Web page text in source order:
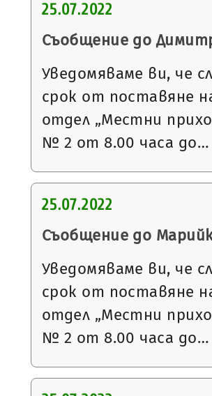
25.07.2022
Съобщение до
Уведомяваме ви, че
срок от поставяне
отдел „Местни
№ 2 от 8.00 часа до…
25.07.2022
Съобщение до
Уведомяваме ви, че
срок от поставяне
отдел „Местни
№ 2 от 8.00 часа до…